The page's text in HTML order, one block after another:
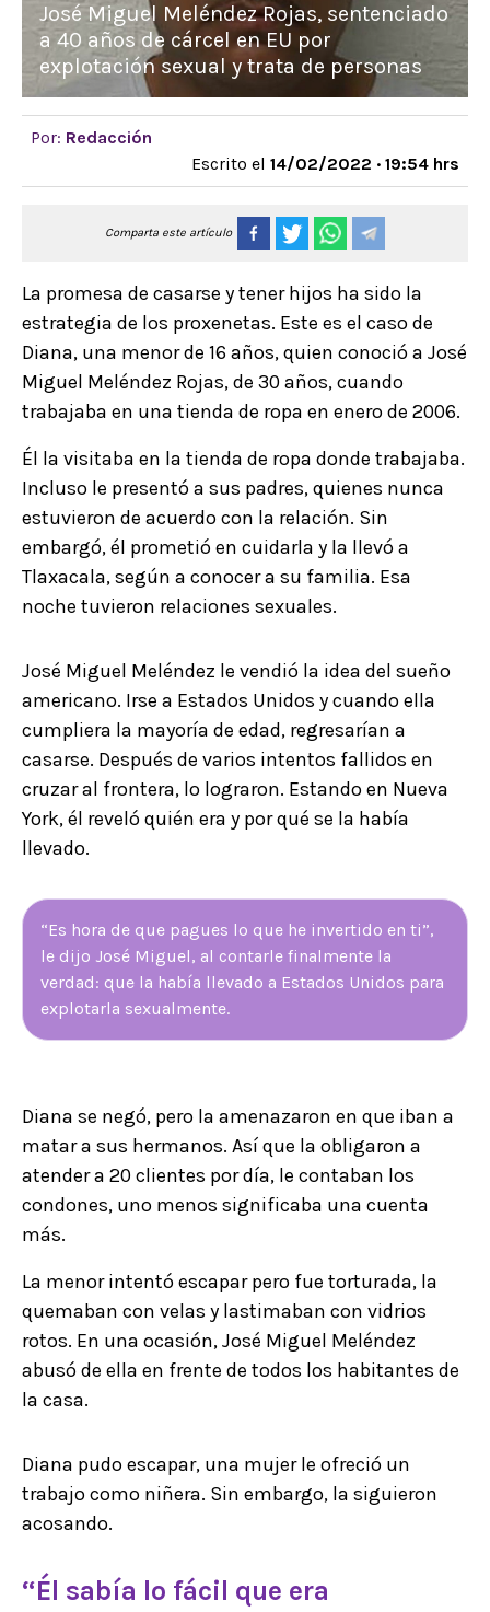
José Miguel Meléndez Rojas, sentenciado
a 40 años de cárcel en EU por
explotación sexual y trata de personas
Por: Redacción
Escrito el 14/02/2022 · 19:54 hrs
Comparta este artículo
La promesa de casarse y tener hijos ha sido la
estrategia de los proxenetas. Este es el caso de
Diana, una menor de 16 años, quien conoció a José
Miguel Meléndez Rojas, de 30 años, cuando
trabajaba en una tienda de ropa en enero de 2006.
Él la visitaba en la tienda de ropa donde trabajaba.
Incluso le presentó a sus padres, quienes nunca
estuvieron de acuerdo con la relación. Sin
embargó, él prometió en cuidarla y la llevó a
Tlaxacala, según a conocer a su familia. Esa
noche tuvieron relaciones sexuales.
José Miguel Meléndez le vendió la idea del sueño
americano. Irse a Estados Unidos y cuando ella
cumpliera la mayoría de edad, regresarían a
casarse. Después de varios intentos fallidos en
cruzar al frontera, lo lograron. Estando en Nueva
York, él reveló quién era y por qué se la había
llevado.
“Es hora de que pagues lo que he invertido en ti”,
le dijo José Miguel, al contarle finalmente la
verdad: que la había llevado a Estados Unidos para
explotarla sexualmente.
Diana se negó, pero la amenazaron en que iban a
matar a sus hermanos. Así que la obligaron a
atender a 20 clientes por día, le contaban los
condones, uno menos significaba una cuenta
más.
La menor intentó escapar pero fue torturada, la
quemaban con velas y lastimaban con vidrios
rotos. En una ocasión, José Miguel Meléndez
abusó de ella en frente de todos los habitantes de
la casa.
Diana pudo escapar, una mujer le ofreció un
trabajo como niñera. Sin embargo, la siguieron
acosando.
“Él sabía lo fácil que era